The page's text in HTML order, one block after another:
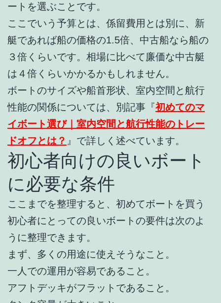
ートを選ぶことです。
ここでいう予算とは、係留費用とは別に、新
艇であれば船の価格の1.5倍、中古船なら船の
３倍くらいです。相場に比べて廉価な中古艇
は４倍くらいかかるかもしれません。
ボートのサイズや船首形状、室内空間と航行
性能の関係については、別記事『初めてのマ
イボート選び｜室内空間と航行性能のトレー
ドオフとは？ 』で詳しく述べています。
初心者向けの良いボート
に必要な条件
ここまでを整理すると、初めてボートを買う
初心者にとっての良いボートの要件は次のよ
うに整理できます。
まず、多くの用途に使えそうなこと。
一人での運用が容易であること。
アフトデッキがフラットであること。